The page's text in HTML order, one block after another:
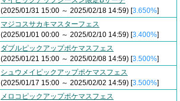
(2025/01/31 15:00 ～ 2025/02/18 14:59) [3.650%]
マジコスサカキマスターフェス
(2025/01/01 00:00 ～ 2025/02/10 14:59) [3.400%]
ダブルピックアップポケマスフェス
(2025/01/21 15:00 ～ 2025/02/08 14:59) [3.500%]
シュウメイピックアップポケマスフェス
(2025/01/17 15:00 ～ 2025/02/02 14:59) [3.500%]
メロコピックアップポケマスフェス